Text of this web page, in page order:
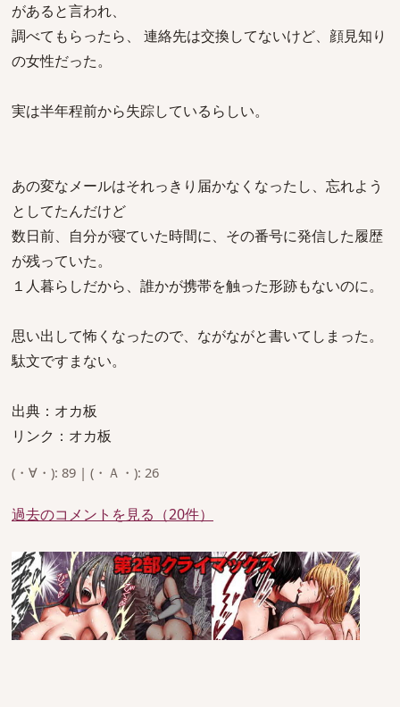
があると言われ、
調べてもらったら、 連絡先は交換してないけど、顔見知り
の女性だった。
実は半年程前から失踪しているらしい。
あの変なメールはそれっきり届かなくなったし、忘れよう
としてたんだけど
数日前、自分が寝ていた時間に、その番号に発信した履歴
が残っていた。
１人暮らしだから、誰かが携帯を触った形跡もないのに。
思い出して怖くなったので、ながながと書いてしまった。
駄文ですまない。
出典：オカ板
リンク：オカ板
(・∀・): 89 | (・Ａ・): 26
過去のコメントを見る（20件）